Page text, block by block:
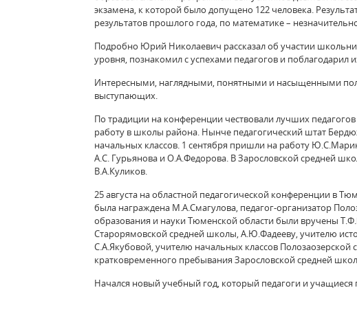
экзамена, к которой было допущено 122 человека.
результатов прошлого года, по математике –
Подробно Юрий Николаевич рассказал об участии
уровня, познакомил с успехами педагогов и поблагодарил
Интересными, наглядными, понятными и насыщенными
выступающих.
По традиции на конференции чествовали лучших
работу в школы района. Нынче педагогический штат
начальных классов. 1 сентября пришли на работу
А.С. Гурьянова и О.А.Федорова. В Зарословской средней
В.А.Куликов.
25 августа на областной педагогической конференции в
была награждена М.А.Смагулова, педагог-организатор
образования и науки Тюменской области были вручены
Старорямовской средней школы, А.Ю.Фадееву, учителю
С.А.Якубовой, учителю начальных классов
кратковременного пребывания Зарословской средней
Начался новый учебный год, который педагоги и учащиеся